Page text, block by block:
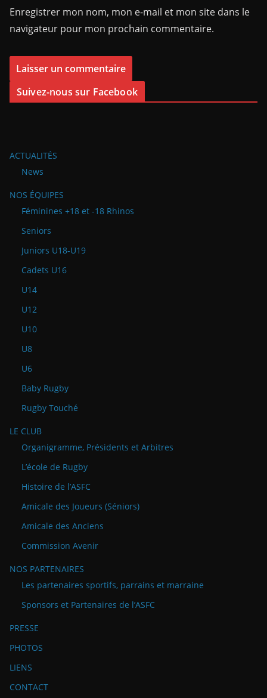
Enregistrer mon nom, mon e-mail et mon site dans le
navigateur pour mon prochain commentaire.
Suivez-nous sur Facebook
ACTUALITÉS
News
NOS ÉQUIPES
Féminines +18 et -18 Rhinos
Seniors
Juniors U18-U19
Cadets U16
U14
U12
U10
U8
U6
Baby Rugby
Rugby Touché
LE CLUB
Organigramme, Présidents et Arbitres
L’école de Rugby
Histoire de l’ASFC
Amicale des Joueurs (Séniors)
Amicale des Anciens
Commission Avenir
NOS PARTENAIRES
Les partenaires sportifs, parrains et marraine
Sponsors et Partenaires de l’ASFC
PRESSE
PHOTOS
LIENS
CONTACT